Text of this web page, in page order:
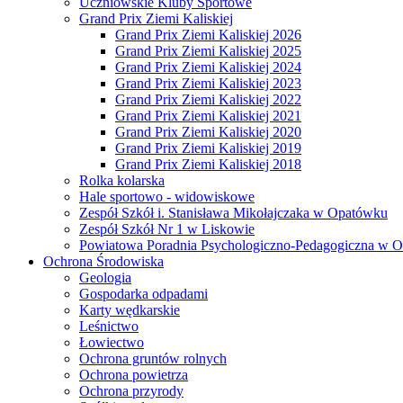
Grand Prix Ziemi Kaliskiej
Grand Prix Ziemi Kaliskiej 2026
Grand Prix Ziemi Kaliskiej 2025
Grand Prix Ziemi Kaliskiej 2024
Grand Prix Ziemi Kaliskiej 2023
Grand Prix Ziemi Kaliskiej 2022
Grand Prix Ziemi Kaliskiej 2021
Grand Prix Ziemi Kaliskiej 2020
Grand Prix Ziemi Kaliskiej 2019
Grand Prix Ziemi Kaliskiej 2018
Rolka kolarska
Hale sportowo - widowiskowe
Zespół Szkół i. Stanisława Mikołajczaka w Opatówku
Zespół Szkół Nr 1 w Liskowie
Powiatowa Poradnia Psychologiczno-Pedagogiczna w
Ochrona Środowiska
Geologia
Gospodarka odpadami
Karty wędkarskie
Leśnictwo
Łowiectwo
Ochrona gruntów rolnych
Ochrona powietrza
Ochrona przyrody